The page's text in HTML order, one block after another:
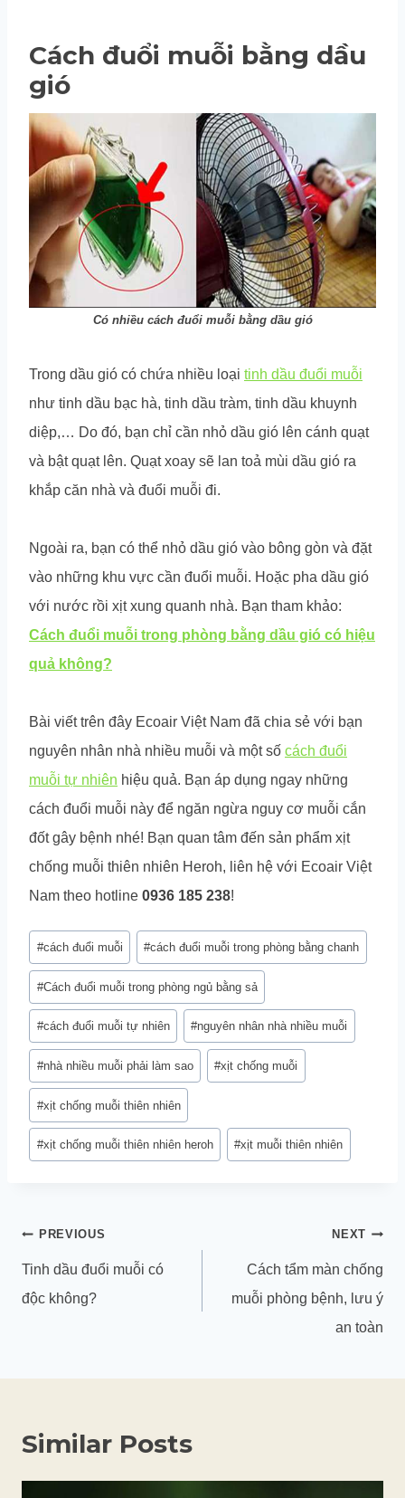
Cách đuổi muỗi bằng dầu
gió
Có nhiều cách đuổi muỗi bằng dầu gió
Trong dầu gió có chứa nhiều loại tinh dầu đuổi muỗi
như tinh dầu bạc hà, tinh dầu tràm, tinh dầu khuynh
diệp,… Do đó, bạn chỉ cần nhỏ dầu gió lên cánh quạt
và bật quạt lên. Quạt xoay sẽ lan toả mùi dầu gió ra
khắp căn nhà và đuổi muỗi đi.
Ngoài ra, bạn có thể nhỏ dầu gió vào bông gòn và đặt
vào những khu vực cần đuổi muỗi. Hoặc pha dầu gió
với nước rồi xịt xung quanh nhà. Bạn tham khảo:
Cách đuổi muỗi trong phòng bằng dầu gió có hiệu
quả không?
Bài viết trên đây Ecoair Việt Nam đã chia sẻ với bạn
nguyên nhân nhà nhiều muỗi và một số cách đuổi
muỗi tự nhiên hiệu quả. Bạn áp dụng ngay những
cách đuổi muỗi này để ngăn ngừa nguy cơ muỗi cắn
đốt gây bệnh nhé! Bạn quan tâm đến sản phẩm xịt
chống muỗi thiên nhiên Heroh, liên hệ với Ecoair Việt
Nam theo hotline 0936 185 238!
Post
Tags:
#cách đuổi muỗi #cách đuổi muỗi trong phòng bằng chanh
#Cách đuổi muỗi trong phòng ngủ bằng sả
#cách đuổi muỗi tự nhiên #nguyên nhân nhà nhiều muỗi
#nhà nhiều muỗi phải làm sao #xịt chống muỗi
#xịt chống muỗi thiên nhiên
#xịt chống muỗi thiên nhiên heroh #xịt muỗi thiên nhiên
Điều
hướng
bài
PREVIOUS
Tinh dầu đuổi muỗi có
độc không?
NEXT
Cách tẩm màn chống
muỗi phòng bệnh, lưu ý
an toàn
Similar Posts